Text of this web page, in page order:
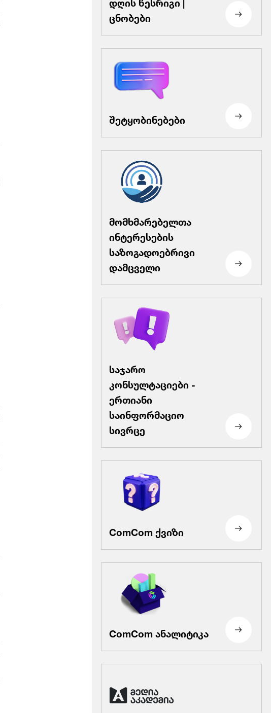
ცნობები
შეტყობინებები
მომხმარებელთა
ინტერესების
საზოგადოებრივი
დამცველი
საჯარო
კონსულტაციები -
ერთიანი
საინფორმაციო
სივრცე
ComCom ქვიზი
ComCom ანალიტიკა